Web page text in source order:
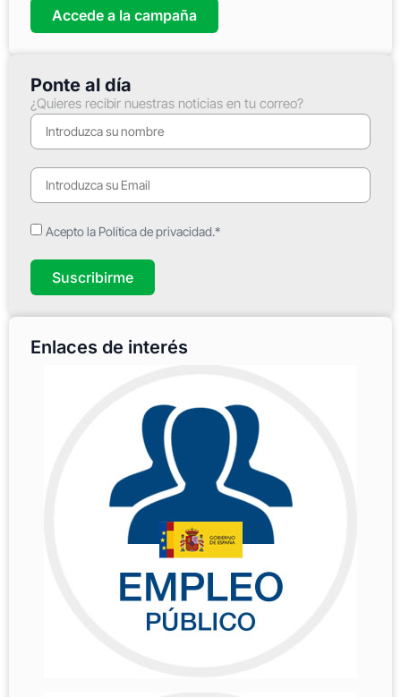
Accede a la campaña
Ponte al día
¿Quieres recibir nuestras noticias en tu correo?
Acepto la Política de privacidad.*
Suscribirme
Enlaces de interés